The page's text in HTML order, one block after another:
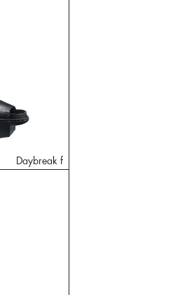
Daybreak f